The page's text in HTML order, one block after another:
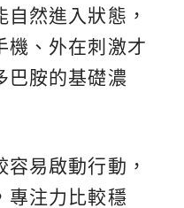
自然進入狀態，
機、外在刺激才
巴胺的基礎濃
易啟動行動，
專注力比較穩